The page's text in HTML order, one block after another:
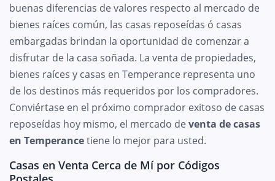
buenas diferencias de valores respecto al mercado de
bienes raíces común, las casas reposeídas ó casas
embargadas brindan la oportunidad de comenzar a
disfrutar de la casa soñada. La venta de propiedades,
bienes raíces y casas en Temperance representa uno
de los destinos más requeridos por los compradores.
Conviértase en el próximo comprador exitoso de casas
reposeídas hoy mismo, el mercado deventa de casas
en Temperancetiene lo mejor para usted.
Casas en Venta Cerca de Mí por Códigos